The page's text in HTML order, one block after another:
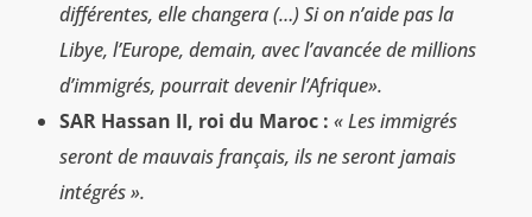
différentes, elle changera (…) Si on n’aide pas la
Libye, l’Europe, demain, avec l’avancée de millions
d’immigrés, pourrait devenir l’Afrique».
SAR Hassan II, roi du Maroc : « Les immigrés
seront de mauvais français, ils ne seront jamais
intégrés ».